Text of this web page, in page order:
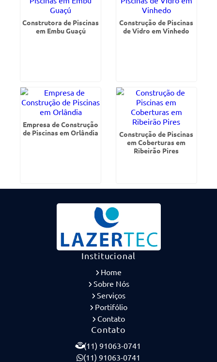
Construtora de Piscinas
em Embu Guaçú
Construção de Piscinas
de Vidro em Vinhedo
Empresa de Construção
de Piscinas em Orlândia
Construção de Piscinas
em Coberturas em
Ribeirão Pires
Institucional
Home
Sobre Nós
Serviços
Portifólio
Contato
Contato
(11) 91063-0741
(11) 91063-0741